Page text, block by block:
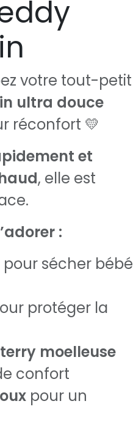
votre tout-petit
ultra douce
réconfort 💛
et
, elle est
:
pour sécher bébé
protéger la
moelleuse
confort
pour un